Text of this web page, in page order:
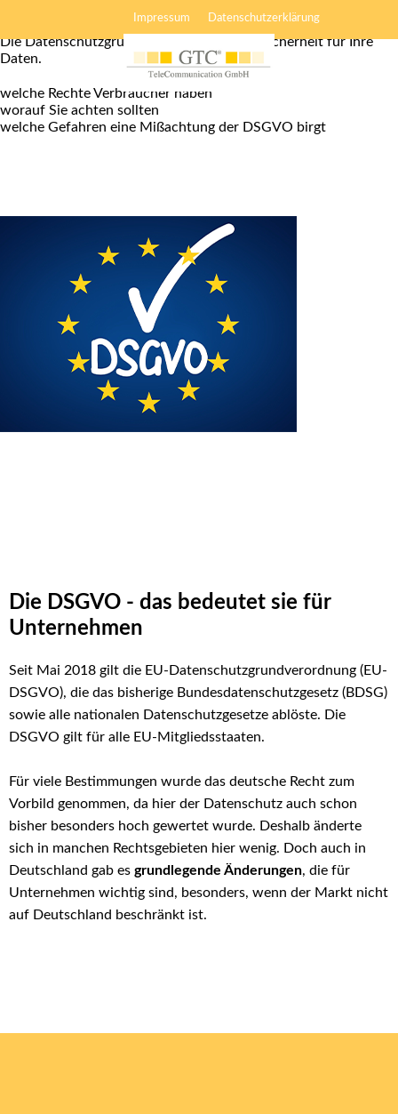
Impressum Datenschutzerklärung
Die Datenschutzgrundverordnung - mehr Sicherheit für Ihre
Daten.
welche Rechte Verbraucher haben
worauf Sie achten sollten
welche Gefahren eine Mißachtung der DSGVO birgt
Die DSGVO - das bedeutet sie für
Unternehmen
Seit Mai 2018 gilt die EU-Datenschutzgrundverordnung (EU-
DSGVO), die das bisherige Bundesdatenschutzgesetz (BDSG)
sowie alle nationalen Datenschutzgesetze ablöste. Die
DSGVO gilt für alle EU-Mitgliedsstaaten.
Für viele Bestimmungen wurde das deutsche Recht zum
Vorbild genommen, da hier der Datenschutz auch schon
bisher besonders hoch gewertet wurde. Deshalb änderte
sich in manchen Rechtsgebieten hier wenig. Doch auch in
Deutschland gab es grundlegende Änderungen, die für
Unternehmen wichtig sind, besonders, wenn der Markt nicht
auf Deutschland beschränkt ist.